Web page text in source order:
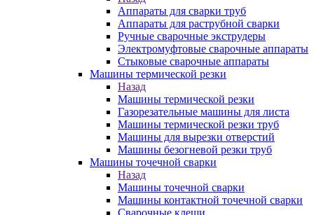
Аппараты для сварки труб
Аппараты для раструбной сварки
Ручные сварочные экструдеры
Электромуфтовые сварочные аппараты
Стыковые сварочные аппараты
Машины термической резки
Назад
Машины термической резки
Газорезательные машины для листа
Машины термической резки труб
Машины для вырезки отверстий
Машины безогневой резки труб
Машины точечной сварки
Назад
Машины точечной сварки
Машины контактной точечной сварки
Сварочные клещи